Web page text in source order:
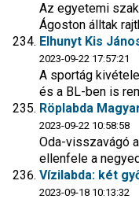
Az egyetemi
Ágoston álltak
Elhunyt Kis
2023-09-22 17:57:21
A sportág
és a BL-ben is
Röplabda
2023-09-22 10:58:58
Oda-visszavágó
ellenfele a
Vízilabda: két
2023-09-18 10:13:32